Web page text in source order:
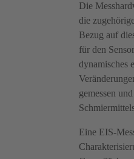
Die
die
Bezug auf
für den
dynamisches
gemessen
Eine EIS-